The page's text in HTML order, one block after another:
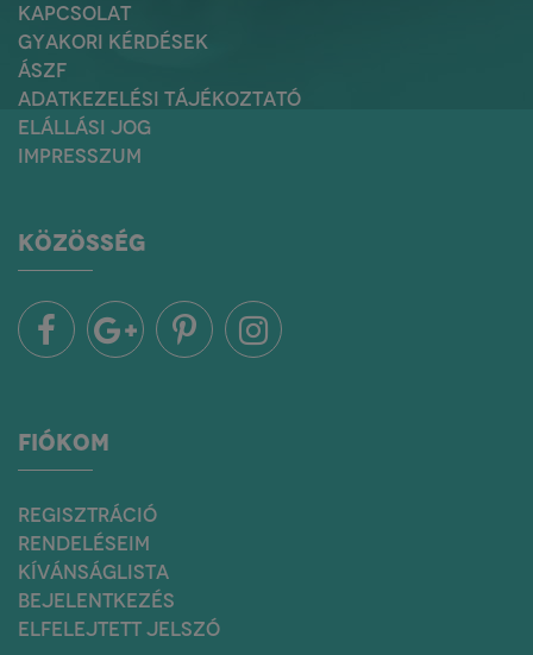
KAPCSOLAT
GYAKORI KÉRDÉSEK
ÁSZF
ADATKEZELÉSI TÁJÉKOZTATÓ
ELÁLLÁSI JOG
IMPRESSZUM
KÖZÖSSÉG
FIÓKOM
REGISZTRÁCIÓ
RENDELÉSEIM
KÍVÁNSÁGLISTA
BEJELENTKEZÉS
ELFELEJTETT JELSZÓ